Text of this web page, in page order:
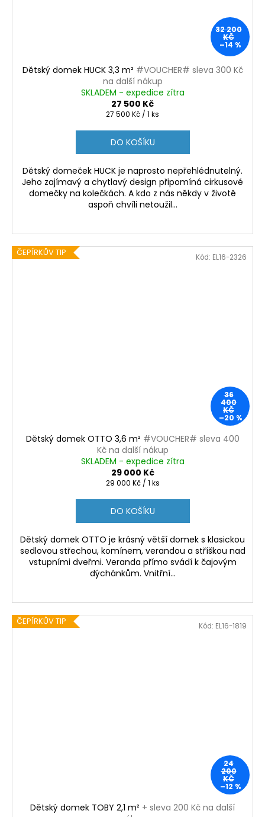
32 200
KČ
–14 %
Dětský domek HUCK 3,3 m² #VOUCHER# sleva 300 Kč
na další nákup
SKLADEM - expedice zítra
27 500 Kč
Měrná
27 500 Kč / 1 ks
DO KOŠÍKU
Dětský domeček HUCK je naprosto nepřehlédnutelný.
Jeho zajímavý a chytlavý design připomíná cirkusové
domečky na kolečkách. A kdo z nás někdy v životě
aspoň chvíli netoužil...
ČEPÍRKŮV TIP
36
400
KČ
–20 %
Dětský domek OTTO 3,6 m² #VOUCHER# sleva 400
Kč na další nákup
SKLADEM - expedice zítra
29 000 Kč
Měrná
29 000 Kč / 1 ks
DO KOŠÍKU
Dětský domek OTTO je krásný větší domek s klasickou
sedlovou střechou, komínem, verandou a stříškou nad
vstupními dveřmi. Veranda přímo svádí k čajovým
dýchánkům. Vnitřní...
Kód: EL16-2326
ČEPÍRKŮV TIP
24
200
KČ
–12 %
Dětský domek TOBY 2,1 m² + sleva 200 Kč na další
Kód: EL16-1819